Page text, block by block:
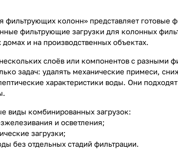
фильтрующих колонн» представляет готовые
фильтрующие загрузки для колонных
и на производственных объектах.
слоёв или компонентов с разными
задач: удалять механические примеси,
характеристики воды. Они
виды комбинированных загрузок:
и осветления;
загрузки;
без отдельных стадий фильтрации.